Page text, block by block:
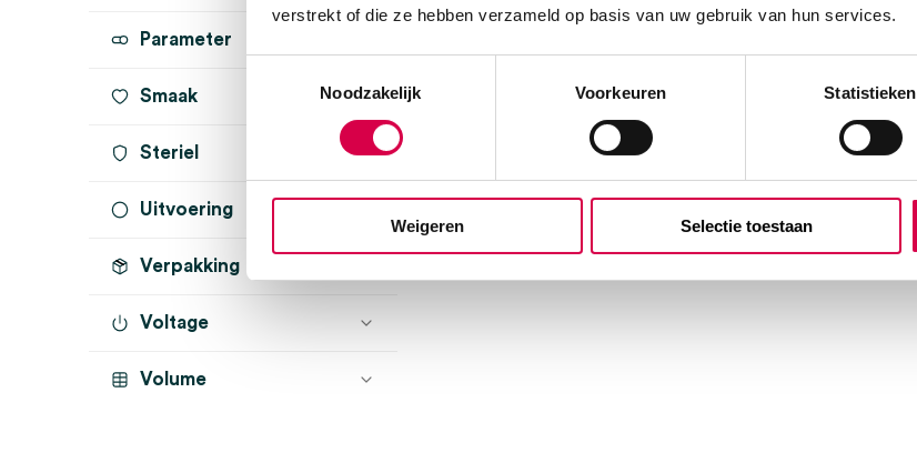
verstrekt of die ze hebben verzameld op basis van uw gebruik van hun services.
Noodzakelijk
Voorkeuren Statistieken
Weigeren Selectie toestaan
Parameter
Smaak
Steriel
Uitvoering
rechtshandig (1)
Verpakking
Voltage
Volume